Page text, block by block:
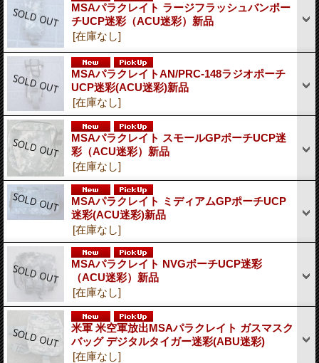
MSAパラクレイト ラージフラッシュバンポー
チUCP迷彩（ACU迷彩）新品
[在庫なし]
MSAパラクレイトAN/PRC-148ラジオポーチ
UCP迷彩(ACU迷彩)新品
[在庫なし]
MSAパラクレイト スモールGPポーチUCP迷
彩（ACU迷彩）新品
[在庫なし]
MSAパラクレイト ミディアムGPポーチUCP
迷彩(ACU迷彩)新品
[在庫なし]
MSAパラクレイト NVGポーチUCP迷彩
（ACU迷彩）新品
[在庫なし]
米軍 米空軍放出MSAパラクレイト ガスマスク
バッグ デジタルタイガー迷彩(ABU迷彩)
[在庫なし]